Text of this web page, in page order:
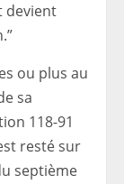
devient
ou plus au
sa
118-91
resté sur
septième